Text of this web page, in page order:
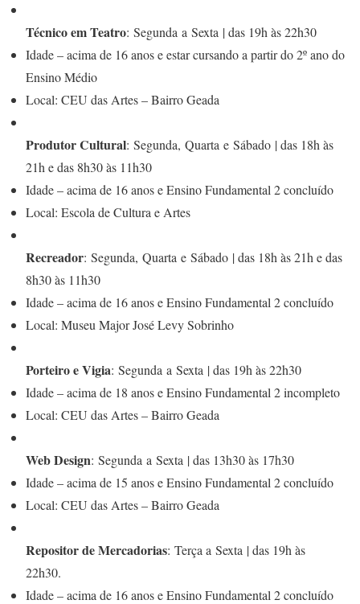
Técnico em Teatro: Segunda a Sexta | das 19h às 22h30
Idade – acima de 16 anos e estar cursando a partir do 2º ano do
Ensino Médio
Local: CEU das Artes – Bairro Geada
Produtor Cultural: Segunda, Quarta e Sábado | das 18h às
21h e das 8h30 às 11h30
Idade – acima de 16 anos e Ensino Fundamental 2 concluído
Local: Escola de Cultura e Artes
Recreador: Segunda, Quarta e Sábado | das 18h às 21h e das
8h30 às 11h30
Idade – acima de 16 anos e Ensino Fundamental 2 concluído
Local: Museu Major José Levy Sobrinho
Porteiro e Vigia: Segunda a Sexta | das 19h às 22h30
Idade – acima de 18 anos e Ensino Fundamental 2 incompleto
Local: CEU das Artes – Bairro Geada
Web Design: Segunda a Sexta | das 13h30 às 17h30
Idade – acima de 15 anos e Ensino Fundamental 2 concluído
Local: CEU das Artes – Bairro Geada
Repositor de Mercadorias: Terça a Sexta | das 19h às
22h30.
Idade – acima de 16 anos e Ensino Fundamental 2 concluído